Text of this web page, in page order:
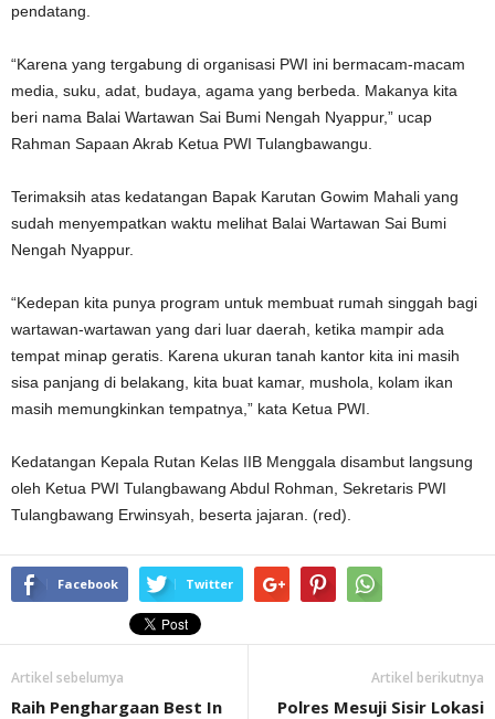
pendatang.
“Karena yang tergabung di organisasi PWI ini bermacam-macam
media, suku, adat, budaya, agama yang berbeda. Makanya kita
beri nama Balai Wartawan Sai Bumi Nengah Nyappur,” ucap
Rahman Sapaan Akrab Ketua PWI Tulangbawangu.
Terimaksih atas kedatangan Bapak Karutan Gowim Mahali yang
sudah menyempatkan waktu melihat Balai Wartawan Sai Bumi
Nengah Nyappur.
“Kedepan kita punya program untuk membuat rumah singgah bagi
wartawan-wartawan yang dari luar daerah, ketika mampir ada
tempat minap geratis. Karena ukuran tanah kantor kita ini masih
sisa panjang di belakang, kita buat kamar, mushola, kolam ikan
masih memungkinkan tempatnya,” kata Ketua PWI.
Kedatangan Kepala Rutan Kelas IIB Menggala disambut langsung
oleh Ketua PWI Tulangbawang Abdul Rohman, Sekretaris PWI
Tulangbawang Erwinsyah, beserta jajaran. (red).
Facebook Twitter
Artikel sebelumya
Raih Penghargaan Best In
Artikel berikutnya
Polres Mesuji Sisir Lokasi